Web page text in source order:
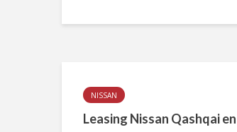
NISSAN
Leasing Nissan Qashqai